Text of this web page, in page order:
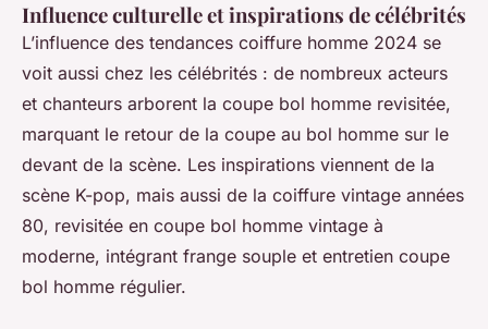
Influence culturelle et inspirations de célébrités
L’influence des tendances coiffure homme 2024 se
voit aussi chez les célébrités : de nombreux acteurs
et chanteurs arborent la coupe bol homme revisitée,
marquant le retour de la coupe au bol homme sur le
devant de la scène. Les inspirations viennent de la
scène K-pop, mais aussi de la coiffure vintage années
80, revisitée en coupe bol homme vintage à
moderne, intégrant frange souple et entretien coupe
bol homme régulier.